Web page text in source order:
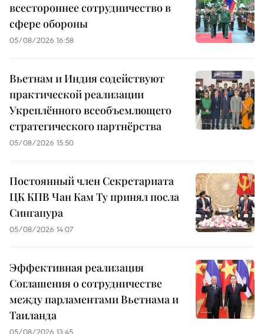
всестороннее сотрудничество в
сфере обороны
05/08/2026 16:58
Вьетнам и Индия содействуют
практической реализации
Укреплённого всеобъемлющего
стратегического партнёрства
05/08/2026 15:50
Постоянный член Секретариата
ЦК КПВ Чан Кам Ту принял посла
Сингапура
05/08/2026 14:07
Эффективная реализация
Соглашения о сотрудничестве
между парламентами Вьетнама и
Таиланда
05/08/2026 13:45